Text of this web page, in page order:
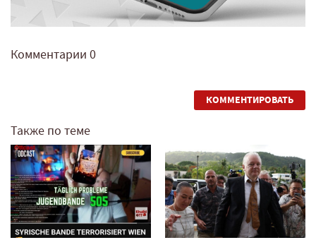
Комментарии 0
КОММЕНТИРОВАТЬ
Также по теме